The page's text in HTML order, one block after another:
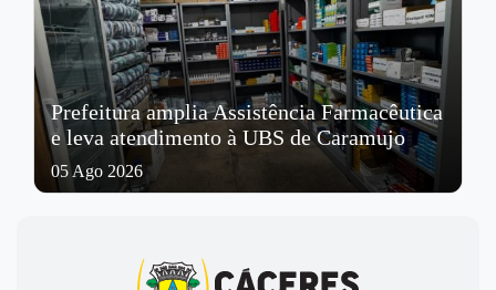
Prefeitura amplia Assistência Farmacêutica
e leva atendimento à UBS de Caramujo
05 Ago 2026